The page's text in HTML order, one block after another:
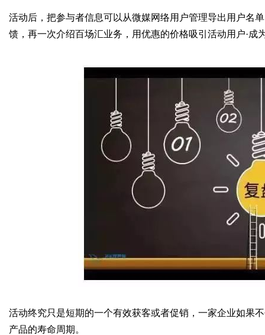
媒
活动后，把参与者信息可以从微媒网络用户管理导出用户名
馈，再一次介绍百场汇业务，用优惠的价格吸引活动用户·成
活动终究只是短期的一个有效获客或者促销，一家企业如果
产品的寿命周期。